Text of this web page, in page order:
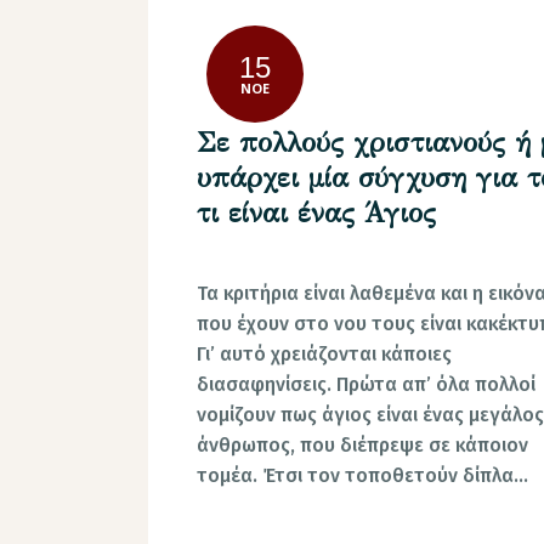
15
ΝΟΈ
Σε πολλούς χριστιανούς ή
υπάρχει μία σύγχυση για
τι είναι ένας Άγιος
Τα κριτήρια είναι λαθεμένα και η
που έχουν στο νου τους είναι
Γι’ αυτό χρειάζονται κάποιες
διασαφηνίσεις. Πρώτα απ’ όλα πολλοί
νομίζουν πως άγιος είναι ένας μεγάλος
άνθρωπος, που διέπρεψε σε κάποιον
τομέα. Έτσι τον τοποθετούν δίπλα…